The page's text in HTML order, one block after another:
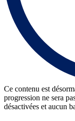
Ce contenu est
progression ne sera
désactivées et aucun